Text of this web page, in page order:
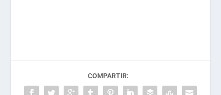
COMPARTIR: